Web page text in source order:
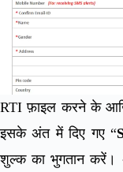
RTI फ़ाइल करने के
इसके अंत में दिए गए “
शुल्क का भुगतान